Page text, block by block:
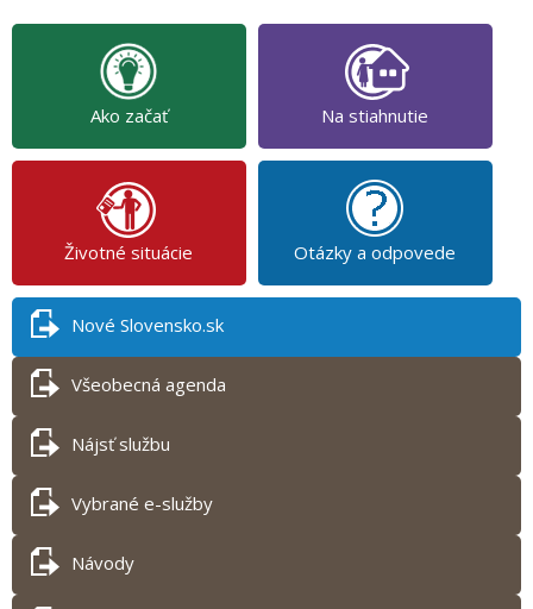
Ako začať Na stiahnutie
Životné situácie Otázky a odpovede
Nové Slovensko.sk
Všeobecná agenda
Nájsť službu
Vybrané e-služby
Návody